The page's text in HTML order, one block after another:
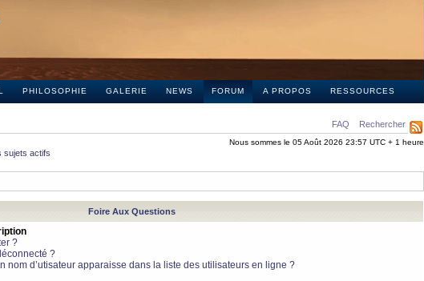
PHILOSOPHIE GALERIE NEWS FORUM A PROPOS RESSOURCES
FAQ Rechercher
Nous sommes le 05 Août 2026 23:57 UTC + 1 heure
sujets actifs
Foire Aux Questions
?
?
nom d’utisateur apparaisse dans la liste des utilisateurs en ligne ?